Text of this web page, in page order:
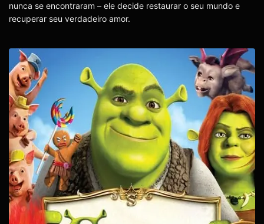
nunca se encontraram – ele decide restaurar o seu mundo e
recuperar seu verdadeiro amor.